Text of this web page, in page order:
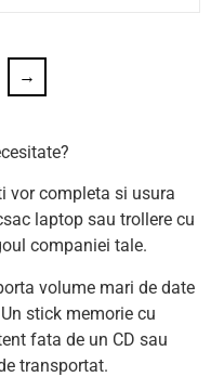
vor completa si usura
laptop sau trollere cu
companiei tale.
volume mari de date
stick memorie cu
fata de un CD sau
transportat.
→